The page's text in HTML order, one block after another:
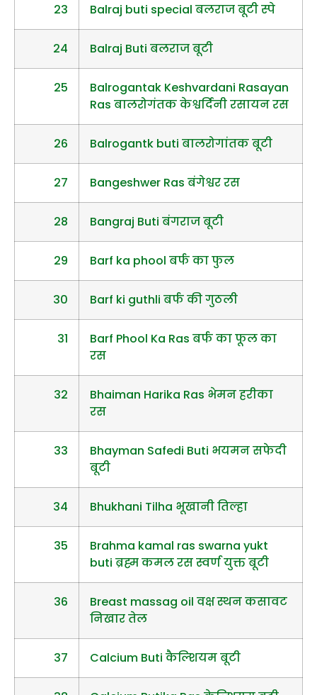
23 Balraj buti special बलराज बूटी स्पे
24 Balraj Buti बलराज बूटी
25
Balrogantak Keshvardani Rasayan
Ras बालरोगंतक केश्वर्दिनी रसायन रस
26 Balrogantk buti बालरोगांतक बूटी
27 Bangeshwer Ras बंगेश्वर रस
28 Bangraj Buti बंगराज बूटी
29 Barf ka phool बर्फ का फुल
30 Barf ki guthli बर्फ की गुठली
31
Barf Phool Ka Ras बर्फ का फूल का
रस
32
Bhaiman Harika Ras भेमन हरीका
रस
33
Bhayman Safedi Buti भयमन सफेदी
बूटी
34 Bhukhani Tilha भूखानी तिल्हा
35
Brahma kamal ras swarna yukt
buti ब्रह्म कमल रस स्वर्ण युक्त बूटी
36
Breast massag oil वक्ष स्थन कसावट
निखार तेल
37 Calcium Buti कैल्शियम बूटी